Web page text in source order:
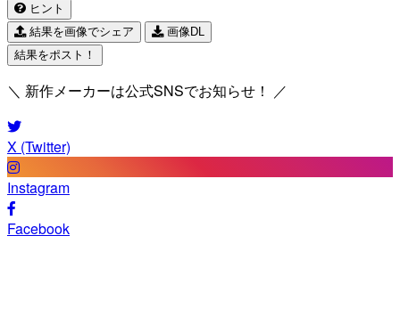
ヒント
結果を画像でシェア
画像DL
結果をポスト！
＼ 新作メーカーは公式SNSでお知らせ！ ／
X (Twitter)
Instagram
Facebook